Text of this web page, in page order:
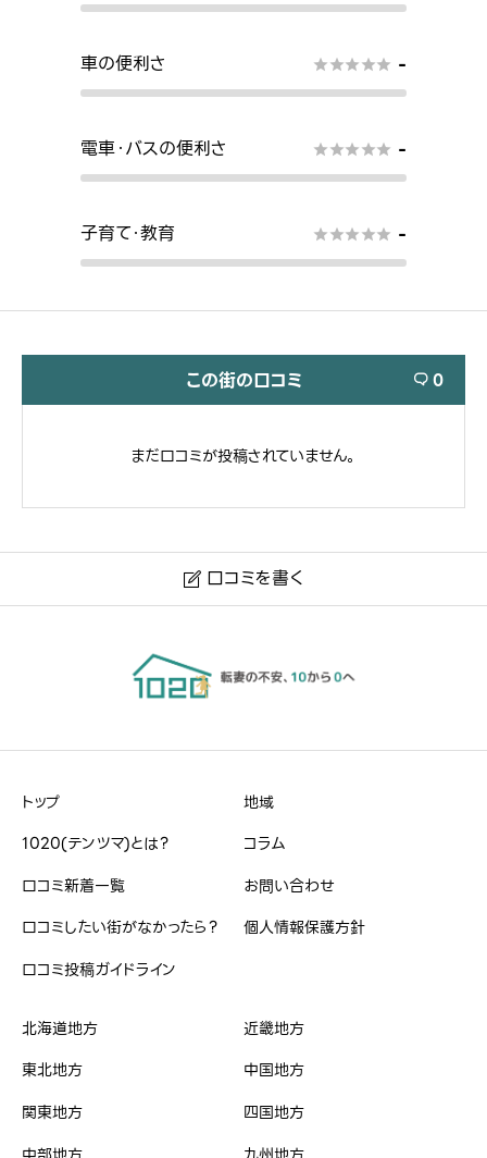
車の便利さ  -
電車・バスの便利さ  -
子育て・教育  -
この街の口コミ  0
まだ口コミが投稿されていません。
 口コミを書く
ハンドルネーム
※本名や誤解される名前はご遠慮ください。
治安・雰囲気
買い物
トップ
1020(テンツマ)とは？
口コミ新着一覧
口コミしたい街がなかったら？
口コミ投稿ガイドライン
地域
コラム
お問い合わせ
個人情報保護方針
北海道地方
東北地方
関東地方
近畿地方
中国地方
四国地方